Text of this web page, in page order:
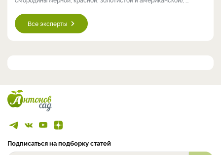
Все эксперты
Подписаться на подборку статей